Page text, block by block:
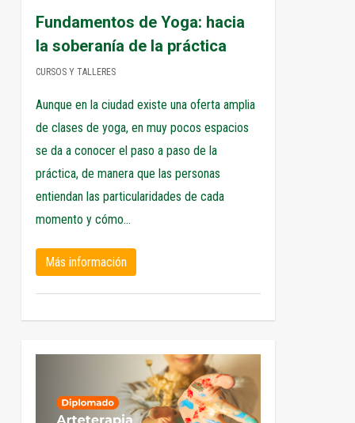
Fundamentos de Yoga: hacia
la soberanía de la práctica
CURSOS Y TALLERES
Aunque en la ciudad existe una oferta amplia
de clases de yoga, en muy pocos espacios
se da a conocer el paso a paso de la
práctica, de manera que las personas
entiendan las particularidades de cada
momento y cómo…
Más información